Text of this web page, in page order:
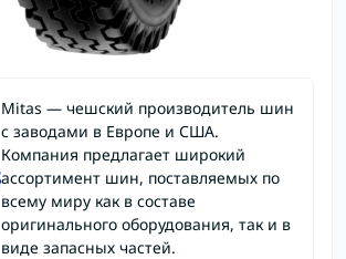
Mitas — чешский производитель шин
с заводами в Европе и США.
Компания предлагает широкий
ассортимент шин, поставляемых по
всему миру как в составе
оригинального оборудования, так и в
виде запасных частей.